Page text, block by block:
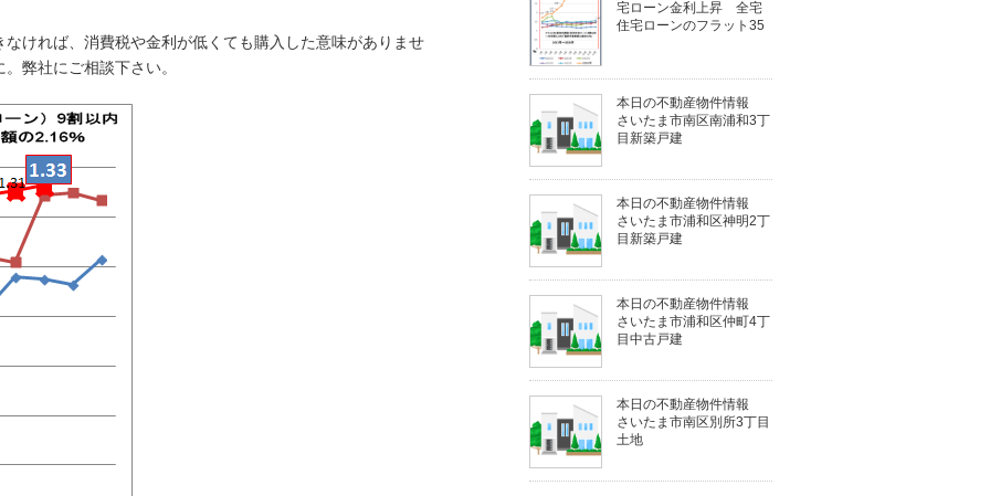
ければ、消費税や金利が低くても購入した意味がありませ
弊社にご相談下さい。
宅ローン金利上昇 全宅
住宅ローンのフラット35
本日の不動産物件情報
さいたま市南区南浦和3丁
目新築戸建
本日の不動産物件情報
さいたま市浦和区神明2丁
目新築戸建
本日の不動産物件情報
さいたま市浦和区仲町4丁
目中古戸建
本日の不動産物件情報
さいたま市南区別所3丁目
土地